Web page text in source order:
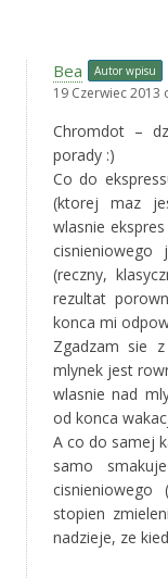
Bea Autor wpisu
19 Czerwiec 2013
Chromdot –
porady :)
Co do
(ktorej maz
wlasnie
cisnieniowego
(reczny,
rezultat
konca mi
Zgadzam sie
mlynek jest
wlasnie nad
od konca
A co do samej
samo
stopien
nadzieje, ze